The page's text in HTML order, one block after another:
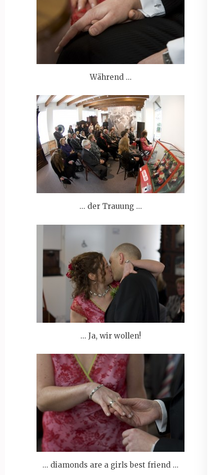
Während ...
... der Trauung ...
... Ja, wir wollen!
... diamonds are a girls best friend ...